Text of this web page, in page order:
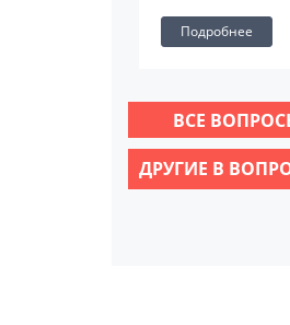
Подробнее
ВСЕ
ДРУГИЕ В